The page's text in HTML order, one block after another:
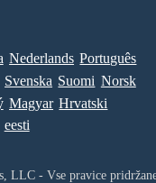
Nederlands Português
Svenska Suomi Norsk
Magyar Hrvatski
eesti
LLC - Vse pravice